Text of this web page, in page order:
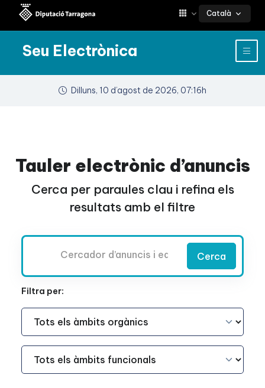
Català
Seu Electrònica
Dilluns, 10 d’agost de 2026, 07:16h
Tauler electrònic d’anuncis
Cerca per paraules clau i refina els
resultats amb el filtre
Cerca
Filtra per:
Àmbit Funcional
Àmbit Funcional